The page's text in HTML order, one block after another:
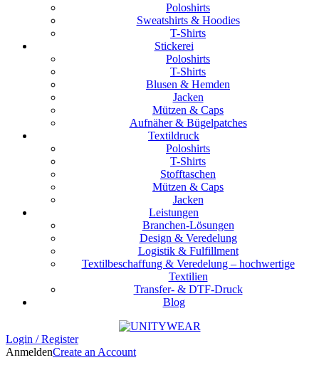
Poloshirts
Sweatshirts & Hoodies
T-Shirts
Stickerei
Poloshirts
T-Shirts
Blusen & Hemden
Jacken
Mützen & Caps
Aufnäher & Bügelpatches
Textildruck
Poloshirts
T-Shirts
Stofftaschen
Mützen & Caps
Jacken
Leistungen
Branchen-Lösungen
Design & Veredelung
Logistik & Fulfillment
Textilbeschaffung & Veredelung – hochwertige
Textilien
Transfer- & DTF-Druck
Blog
Login / Register
AnmeldenCreate an Account